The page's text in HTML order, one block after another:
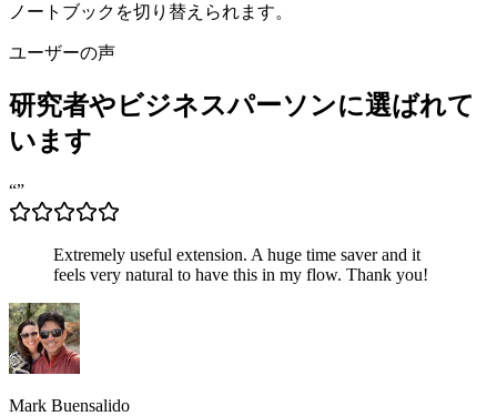
ノートブックを切り替えられます。
ユーザーの声
研究者やビジネスパーソンに選ばれて
います
“”
Extremely useful extension. A huge time saver and it
feels very natural to have this in my flow. Thank you!
Mark Buensalido